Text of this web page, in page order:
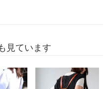
見ています